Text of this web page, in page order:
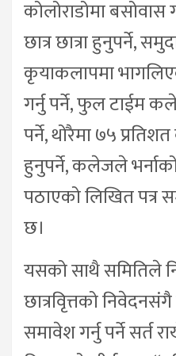
कोलोराडोमा
छात्र छात्रा हुनुपर्ने,
कृयाकलापमा
गर्नु पर्ने, फुल टाईम
पर्ने, थोरैमा ७५
हुनुपर्ने, कलेजले
पठाएको लिखित पत्र
छ।
यसको साथै समितिले
छात्रवृित्तको
समावेश गर्नु पर्ने सर्त